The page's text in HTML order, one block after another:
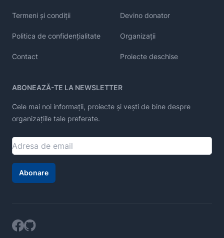
Termeni și condiții
Politica de confidențialitate
Contact
Devino donator
Organizații
Proiecte deschise
ABONEAZĂ-TE LA NEWSLETTER
Cele mai noi informații, proiecte și vești de bine despre
organizațiile tale preferate.
Abonare